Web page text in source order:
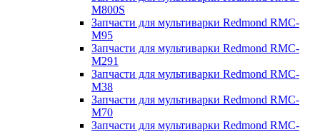
M800S
Запчасти для мультиварки Redmond RMC-
M95
Запчасти для мультиварки Redmond RMC-
M291
Запчасти для мультиварки Redmond RMC-
M38
Запчасти для мультиварки Redmond RMC-
M70
Запчасти для мультиварки Redmond RMC-